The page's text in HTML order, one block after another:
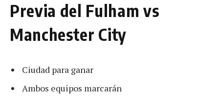
Previa del Fulham vs
Manchester City
Ciudad para ganar
Ambos equipos marcarán